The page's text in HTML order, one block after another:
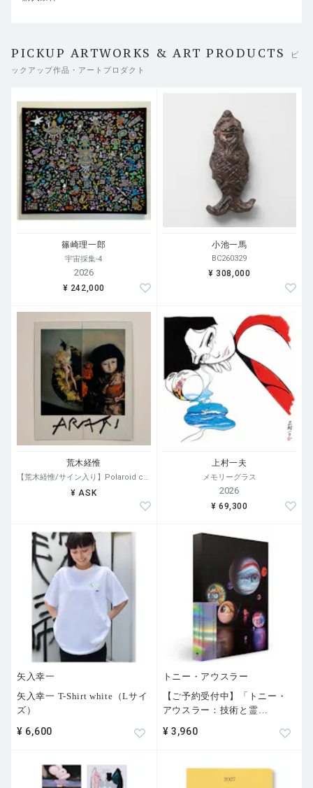
拒む写真表現の出発点となる。煙をくゆらせる子どもたち
の肖像は、州境を越えて広がる余韻の場を生み出してい
PICKUP ARTWORKS & ART PRODUCTS
ピ
ックアップ作品・アートプロダクト
篠崎理一郎
宇宙採集-4
2026
¥ 242,000
小池一馬
BC260329
¥ 308,000
荒木経惟
【荒木経惟/サイン入り】Polaroid collage
¥ ASK
上村一夫
メモリーグラス
2026
¥ 69,300
矢入幸一
矢入幸一 T-Shirt white（Lサイ
ズ）
¥ 6,600
トニー・アウスラー
【ご予約受付中】「トニー・
アウスラー：技術と霊
¥ 3,960